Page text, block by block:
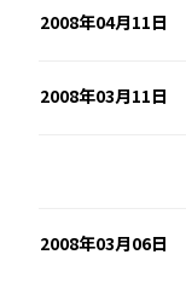
2008年04月11日
2008年03月11日
2008年03月06日